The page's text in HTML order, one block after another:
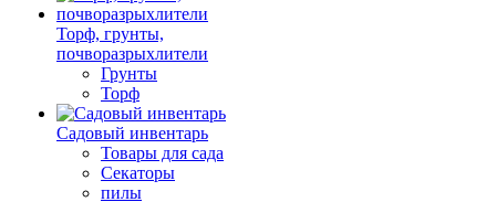
Торф, грунты,
почворазрыхлители
Грунты
Торф
Садовый инвентарь
Товары для сада
Секаторы
пилы